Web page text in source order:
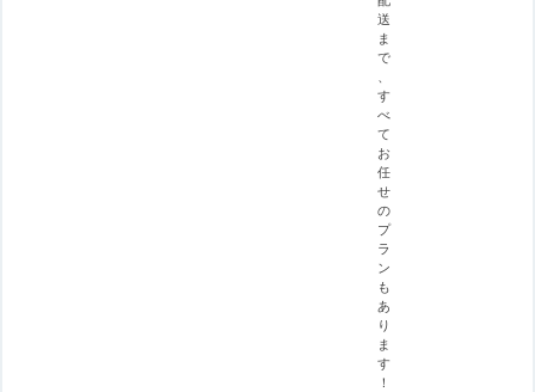
送
ま
で
す
べ
て
お
任
せ
の
プ
ラ
ン
も
あ
り
ま
す
！